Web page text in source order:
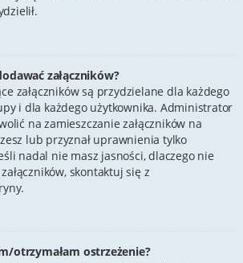
załączników?
załączników są przydzielane dla każdego
i dla każdego użytkownika. Administrator
na zamieszczanie załączników na
lub przyznał uprawnienia tylko
nadal nie masz jasności, dlaczego nie
skontaktuj się z
otrzymałam ostrzeżenie?